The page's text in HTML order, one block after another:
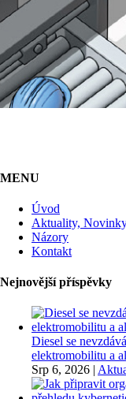
MENU
Úvod
Aktuality,
Názory
Kontakt
Nejnovější příspěvky
Diesel se
elektromobilitu a
Srp 6, 2026 |